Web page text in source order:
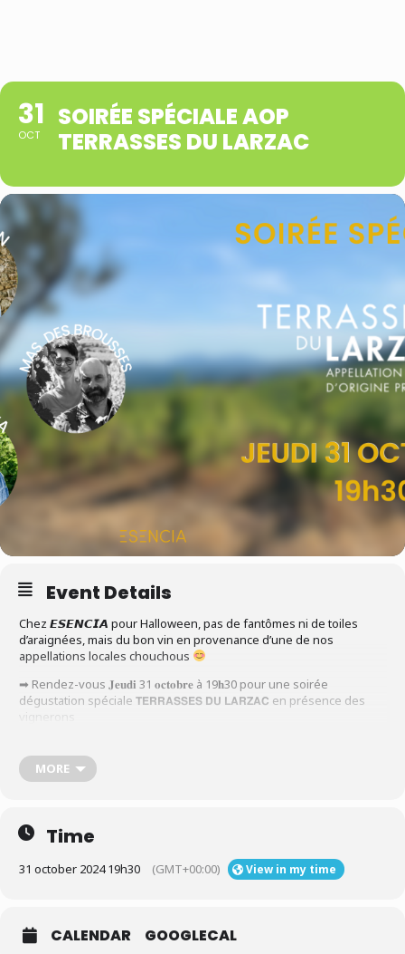
31
OCT
SOIRÉE SPÉCIALE AOP
TERRASSES DU LARZAC
Event Details
Chez 𝙀𝙎𝙀𝙉𝘾𝙄𝘼 pour Halloween, pas de fantômes ni de toiles
d’araignées, mais du bon vin en provenance d’une de nos
appellations locales chouchous
➡ Rendez-vous 𝐉𝐞𝐮𝐝𝐢 31 𝐨𝐜𝐭𝐨𝐛𝐫𝐞 à 19𝐡30 pour une soirée
dégustation spéciale 𝗧𝗘𝗥𝗥𝗔𝗦𝗦𝗘𝗦 𝗗𝗨 𝗟𝗔𝗥𝗭𝗔𝗖 en présence des
vignerons
Au programme, présentation de l’appellation, dégustations et
grignotages en accord.
Tarif : 25€ / personne.
gagner une bouteille de vin de l’@aopterrassesdularzac
#cavistemontpellier#degustation#winelovers
MORE
Time
31 october 2024 19h30 (GMT+00:00) View in my time
CALENDAR GOOGLECAL